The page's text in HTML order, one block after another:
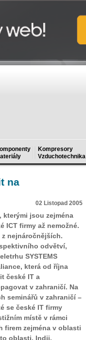
Kompresory
Vzduchotechnika
na
02 Listopad 2005
kterými jsou zejména
ICT firmy až nemožné.
nejnáročnějších.
odvětví,
SYSTEMS
která od října
české IT a
v zahraničí. Na
seminářů v zahraničí –
se české IT firmy
místě v rámci
firem zejména v oblasti
oblasti, Indii.